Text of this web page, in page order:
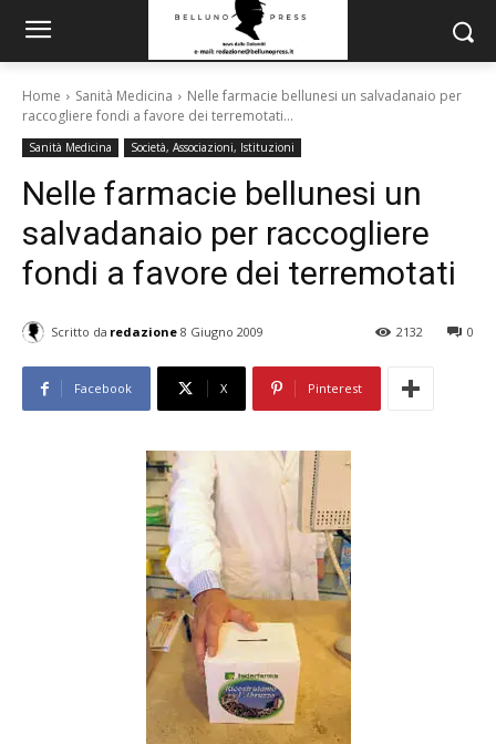
Home Sanità Medicina
Nelle farmacie bellunesi un salvadanaio per
raccogliere fondi a favore dei terremotati...
Sanità Medicina Società, Associazioni, Istituzioni
Nelle farmacie bellunesi un
salvadanaio per raccogliere
fondi a favore dei terremotati
Scritto da redazione 8 Giugno 2009 0
2132
Facebook X Pinterest